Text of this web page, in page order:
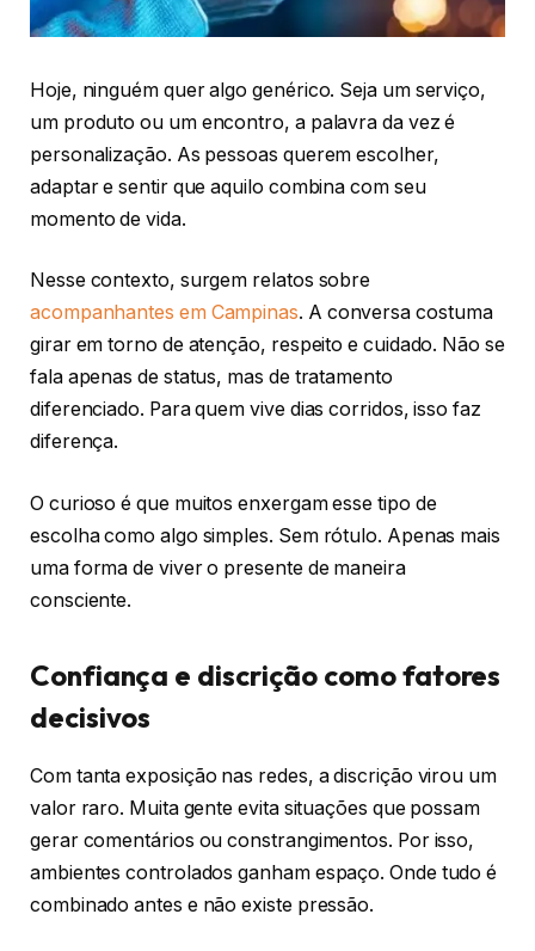
Hoje, ninguém quer algo genérico. Seja um serviço,
um produto ou um encontro, a palavra da vez é
personalização. As pessoas querem escolher,
adaptar e sentir que aquilo combina com seu
momento de vida.
Nesse contexto, surgem relatos sobre
acompanhantes em Campinas. A conversa costuma
girar em torno de atenção, respeito e cuidado. Não se
fala apenas de status, mas de tratamento
diferenciado. Para quem vive dias corridos, isso faz
diferença.
O curioso é que muitos enxergam esse tipo de
escolha como algo simples. Sem rótulo. Apenas mais
uma forma de viver o presente de maneira
consciente.
Confiança e discrição como fatores
decisivos
Com tanta exposição nas redes, a discrição virou um
valor raro. Muita gente evita situações que possam
gerar comentários ou constrangimentos. Por isso,
ambientes controlados ganham espaço. Onde tudo é
combinado antes e não existe pressão.